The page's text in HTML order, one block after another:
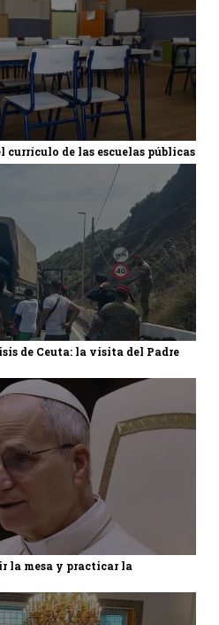
de las escuelas públicas
de Ceuta: la visita del Padre
la mesa y practicar la